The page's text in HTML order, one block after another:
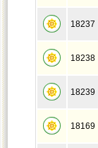
18237
18238
18239
18169